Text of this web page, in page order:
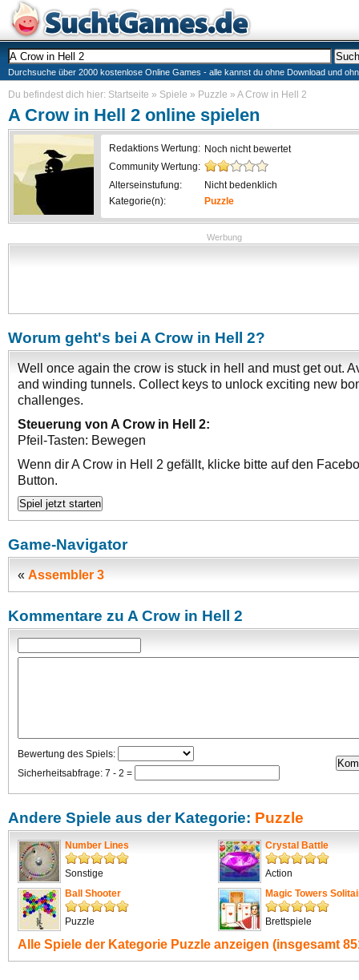
Durchsuche über 2000 kostenlose Online Games - alle kannst du ohne Download und
Du befindest dich hier: Startseite » Spiele » Puzzle » A Crow in Hell 2
A Crow in Hell 2 online spielen
Redaktions Wertung: Noch nicht bewertet
Community Wertung:
Alterseinstufung:
Nicht bedenklich
Kategorie(n):
Puzzle
Werbung
Worum geht's bei A Crow in Hell 2?
Well once again the crow is stuck in hell and must get out.
and winding tunnels. Collect keys to unlock exciting new
challenges.
Steuerung von A Crow in Hell 2:
Pfeil-Tasten: Bewegen
Wenn dir A Crow in Hell 2 gefällt, klicke bitte auf den
Button.
Game-Navigator
« Assembler 3
Kommentare zu A Crow in Hell 2
Bewertung des Spiels:
Sicherheitsabfrage: 7 - 2 =
Andere Spiele aus der Kategorie: Puzzle
Number Lines
Sonstige
Crystal Battle
Action
Ball Shooter
Puzzle
Magic Towers
Brettspiele
Alle Spiele der Kategorie Puzzle anzeigen (insgesamt